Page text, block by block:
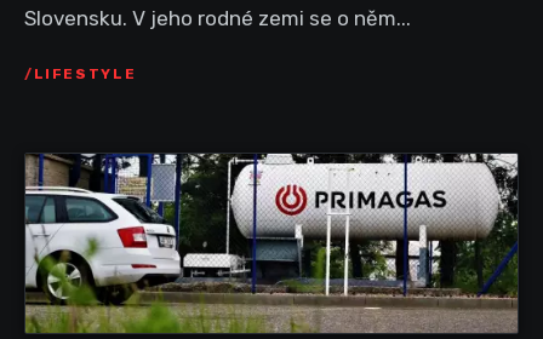
Slovensku. V jeho rodné zemi se o něm...
LIFESTYLE